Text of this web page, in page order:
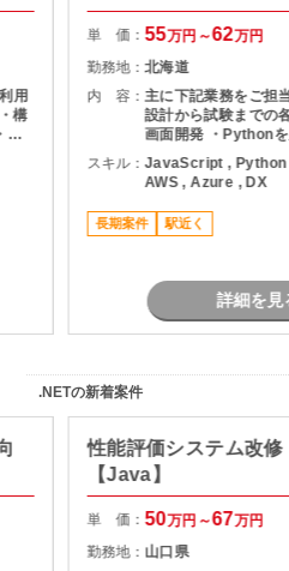
用
構
自
単 価：55万円～62万円
勤務地：北海道
内 容：主に下記業務をご担
設計から試験までの
画面開発 ・Python
既存機能の改善およ
メンバーと連携した
よび品質確認対応
スキル：JavaScript ,
AWS , Azure , DX
長期案件 駅近く
詳細を見
.NETの新着案件
性能評価システム改
【Java】
単 価：50万円～67万円
勤務地： 山口県